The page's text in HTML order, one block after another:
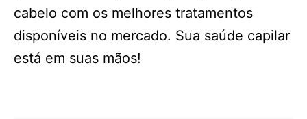
cabelo com os melhores tratamentos
disponíveis no mercado. Sua saúde capilar
está em suas mãos!